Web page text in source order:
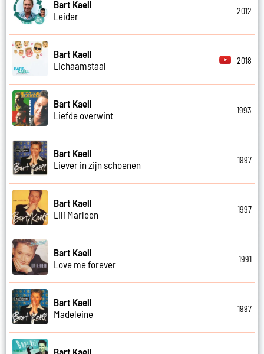
Bart Kaell
Leider
2012
Bart Kaell
Lichaamstaal
2018
Bart Kaell
Liefde overwint
1993
Bart Kaell
Liever in zijn schoenen
1997
Bart Kaell
Lili Marleen
1997
Bart Kaell
Love me forever
1991
Bart Kaell
Madeleine
1997
Bart Kaell